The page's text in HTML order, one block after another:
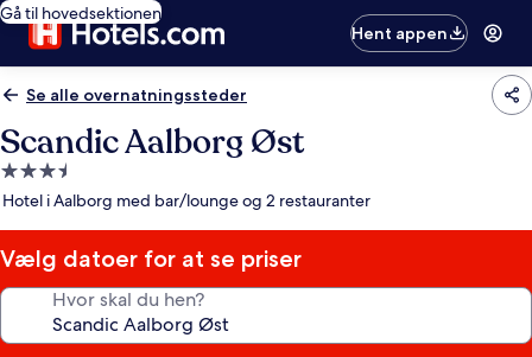
Gå til hovedsektionen
Hent appen
Se alle overnatningssteder
Scandic Aalborg Øst
3.5-
stjernet
Hotel i Aalborg med bar/lounge og 2 restauranter
Vælg datoer for at se priser
Hvor skal du hen?